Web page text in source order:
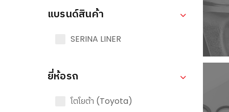
แบรนด์สินค้า
SERINA LINER
ยี่ห้อรถ
โตโยต้า (Toyota)